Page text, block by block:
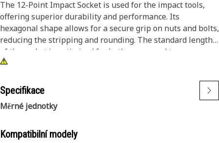
The 12-Point Impact Socket is used for the impact tools,
offering superior durability and performance. Its
hexagonal shape allows for a secure grip on nuts and bolts,
reducing the stripping and rounding. The standard length
of the socket is optimized for both access and torque
applications. The black oxide finish enhances resistance to
sockets used are tailored for high-torque impact
applications.
• Compatible with standard 3/8 inch square drive size for
Specifikace
Měrné jednotky
Kompatibilní modely